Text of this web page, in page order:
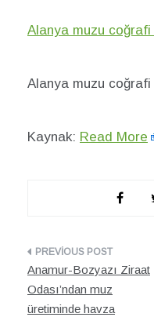
Alanya muzu
Alanya muzu
Kaynak: Read More
Yazı
dolaşımı
Anamur-Bozyazı Ziraat
Odası’ndan muz
üretiminde havza